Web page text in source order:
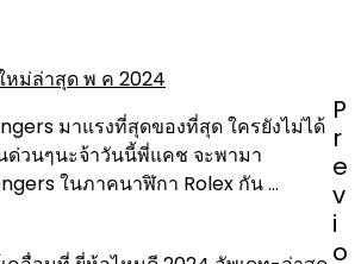
หม่ล่าสุด พ ค 2024
มาแรงที่สุดของที่สุด ใครยังไม่ได้
ด่วนๆนะจ้าวันนี้พี่แคช จะพามา
ในภาคนาฬิกา Rolex กัน ...
P
r
e
v
i
o